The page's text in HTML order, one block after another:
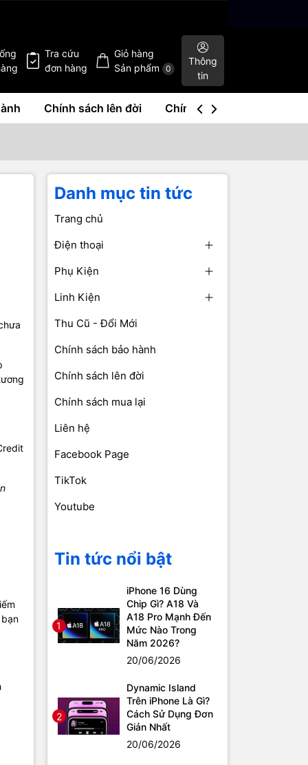
Tra cứu
đơn hàng
Giỏ hàng
Sản phẩm
0
Thông
tin
Chính sách lên đời Chính sách mua lại
Danh mục tin tức
Trang chủ
Điện thoại
Phụ Kiện
Linh Kiện
Thu Cũ - Đổi Mới
Chính sách bảo hành
Chính sách lên đời
Chính sách mua lại
Liên hệ
Facebook Page
TikTok
Youtube
Tin tức nổi bật
1
iPhone 16 Dùng
Chip Gì? A18 Và
A18 Pro Mạnh Đến
Mức Nào Trong
Năm 2026?
20/06/2026
2
Dynamic Island
Trên iPhone Là Gì?
Cách Sử Dụng Đơn
Giản Nhất
20/06/2026